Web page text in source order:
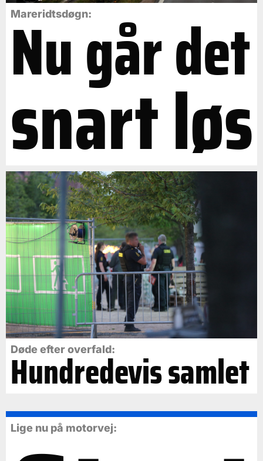
Mareridtsdøgn:
Nu går det
snart løs
Døde efter overfald:
Hundredevis samlet
Lige nu på motorvej: